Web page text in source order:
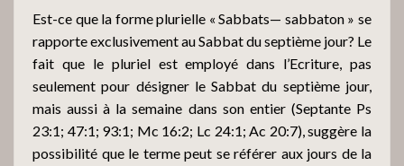
Est-ce que la forme plurielle « Sabbats— sabbaton » se
rapporte exclusivement au Sabbat du septième jour? Le
fait que le pluriel est employé dans l’Ecriture, pas
seulement pour désigner le Sabbat du septième jour,
mais aussi à la semaine dans son entier (Septante Ps
23:1; 47:1; 93:1; Mc 16:2; Lc 24:1; Ac 20:7), suggère la
possibilité que le terme peut se référer aux jours de la